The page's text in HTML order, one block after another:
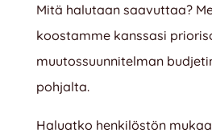
Mitä halutaan saavuttaa?
koostamme kanssasi
muutossuunnitelman
pohjalta.
Haluatko henkilöstön